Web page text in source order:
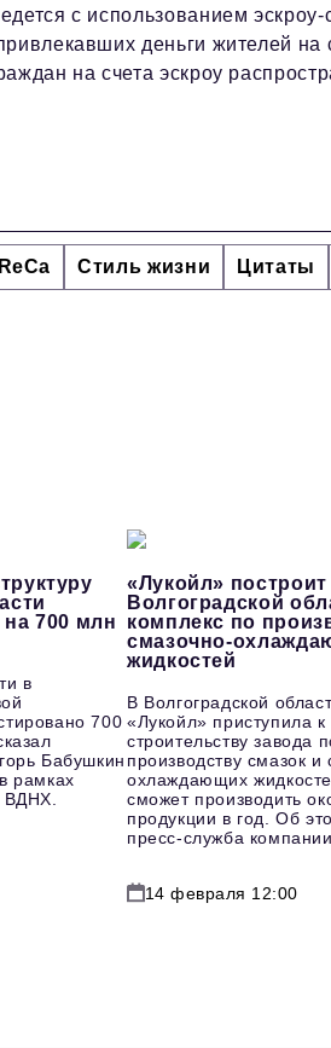
с использованием
деньги жителей
на счета эскроу
Стиль жизни Цитаты
700 млн
в
700
Бабушкин
рамках
ВДНХ.
«Лукойл» построит
Волгоградской
комплекс по
смазочно-
жидкостей
В Волгоградской
«Лукойл» приступила к
строительству завода
производству смазок и
охлаждающих
сможет производить
продукции в год. Об
пресс-служба
14 февраля 12:00